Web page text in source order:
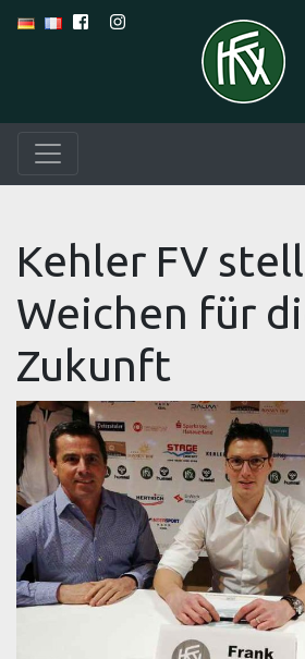
Kehler FV
Weichen für
Zukunft